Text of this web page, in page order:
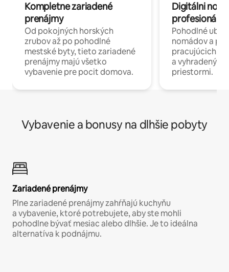
Kompletne zariadené
prenájmy
Od pokojných horských
zrubov až po pohodlné
mestské byty, tieto zariadené
prenájmy majú všetko
vybavenie pre pocit domova.
Digitálni
profesionáli
Pohodlné
nomádov a
pracujúcich
a
priestormi.
Vybavenie a bonusy na dlhšie pobyty
Zariadené prenájmy
Plne zariadené prenájmy zahŕňajú kuchyňu
a vybavenie, ktoré potrebujete, aby ste mohli
pohodlne bývať mesiac alebo dlhšie. Je to ideálna
alternatíva k podnájmu.